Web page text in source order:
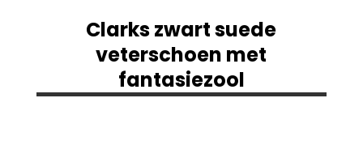
Clarks zwart suede
veterschoen met
fantasiezool